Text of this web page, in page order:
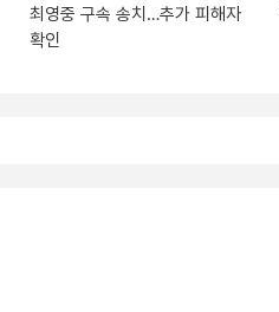
최영중 구속 송치…추가 피해자
확인